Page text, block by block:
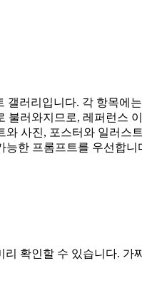
갤러리입니다. 각 항목
러와지므로, 레퍼런스
사진, 포스터와 일러스
능한 프롬프트를 우선합
확인할 수 있습니다. 가